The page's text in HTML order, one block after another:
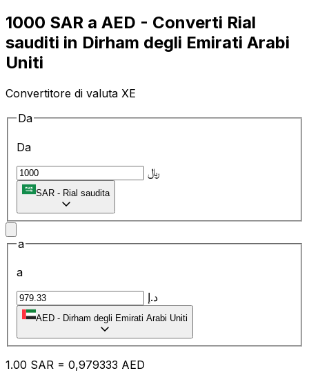
1000 SAR a AED - Converti Rial
sauditi in Dirham degli Emirati Arabi
Uniti
Convertitore di valuta XE
Da
Da
﷼
SAR - Rial saudita
a
a
د.إ
AED - Dirham degli Emirati Arabi Uniti
1.00 SAR = 0,979333 AED